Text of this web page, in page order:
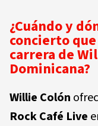
¿Cuándo y
concierto
carrera de
Dominicana?
Willie Colón
Rock Café Live